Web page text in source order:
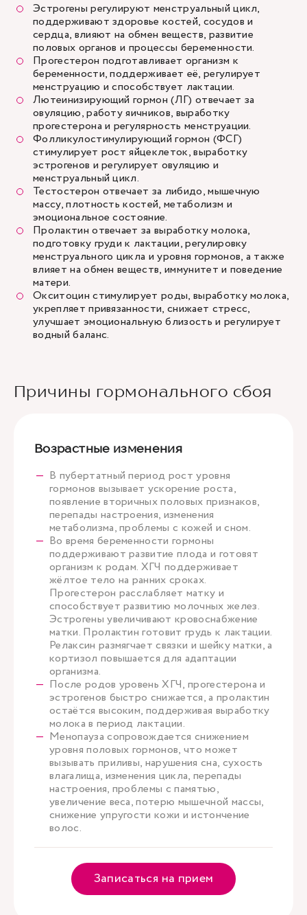
Эстрогены регулируют менструальный цикл,
поддерживают здоровье костей, сосудов и
сердца, влияют на обмен веществ, развитие
половых органов и процессы беременности.
Прогестерон подготавливает организм к
беременности, поддерживает её, регулирует
менструацию и способствует лактации.
Лютеинизирующий гормон (ЛГ) отвечает за
овуляцию, работу яичников, выработку
прогестерона и регулярность менструации.
Фолликулостимулирующий гормон (ФСГ)
стимулирует рост яйцеклеток, выработку
эстрогенов и регулирует овуляцию и
менструальный цикл.
Тестостерон отвечает за либидо, мышечную
массу, плотность костей, метаболизм и
эмоциональное состояние.
Пролактин отвечает за выработку молока,
подготовку груди к лактации, регулировку
менструального цикла и уровня гормонов, а также
влияет на обмен веществ, иммунитет и поведение
матери.
Окситоцин стимулирует роды, выработку молока,
укрепляет привязанности, снижает стресс,
улучшает эмоциональную близость и регулирует
водный баланс.
Причины гормонального сбоя
Возрастные изменения
В пубертатный период рост уровня
гормонов вызывает ускорение роста,
появление вторичных половых признаков,
перепады настроения, изменения
метаболизма, проблемы с кожей и сном.
Во время беременности гормоны
поддерживают развитие плода и готовят
организм к родам. ХГЧ поддерживает
жёлтое тело на ранних сроках.
Прогестерон расслабляет матку и
способствует развитию молочных желез.
Эстрогены увеличивают кровоснабжение
матки. Пролактин готовит грудь к лактации.
Релаксин размягчает связки и шейку матки, а
кортизол повышается для адаптации
организма.
После родов уровень ХГЧ, прогестерона и
эстрогенов быстро снижается, а пролактин
остаётся высоким, поддерживая выработку
молока в период лактации.
Менопауза сопровождается снижением
уровня половых гормонов, что может
вызывать приливы, нарушения сна, сухость
влагалища, изменения цикла, перепады
настроения, проблемы с памятью,
увеличение веса, потерю мышечной массы,
снижение упругости кожи и истончение
волос.
Записаться на прием